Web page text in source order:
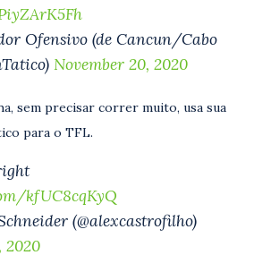
Ofensivo (de Cancun/Cabo
November 20, 2020
sem precisar correr muito, usa sua
para o TFL.
kfUC8cqKyQ
(@alexcastrofilho)
2020